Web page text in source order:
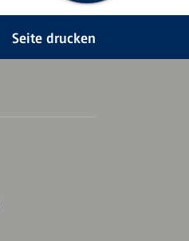
Seite drucken